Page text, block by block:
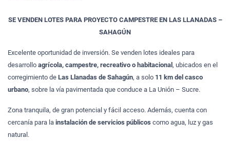
SE VENDEN LOTES PARA PROYECTO CAMPESTRE EN LAS LLANADAS –
SAHAGÚN
Excelente oportunidad de inversión. Se venden lotes ideales para
desarrollo agrícola, campestre, recreativo o habitacional , ubicados en el
corregimiento de Las Llanadas de Sahagún, a solo 11 km del casco
urbano, sobre la vía pavimentada que conduce a La Unión – Sucre.
Zona tranquila, de gran potencial y fácil acceso. Además, cuenta con
cercanía para la instalación de servicios públicos como agua, luz y gas
natural.